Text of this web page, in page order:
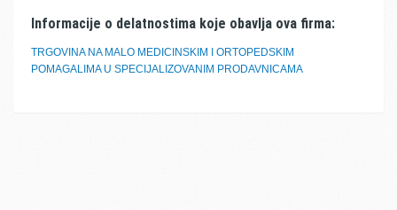
Informacije o delatnostima koje obavlja ova firma:
TRGOVINA NA MALO MEDICINSKIM I ORTOPEDSKIM
POMAGALIMA U SPECIJALIZOVANIM PRODAVNICAMA